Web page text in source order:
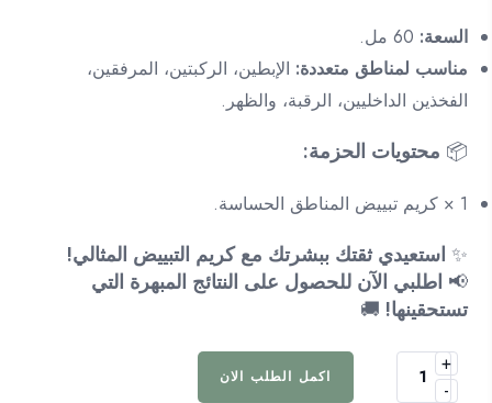
السعة:
مناسب لمناطق متعددة: الإبطين، الركبتين، المرفقين،
الفخذين الداخليين، الرقبة، والظهر.
📦 محتويات الحزمة:
1 × كريم تبييض المناطق الحساسة.
✨ استعيدي ثقتك ببشرتك مع كريم التبييض المثالي!
📢 اطلبي الآن للحصول على النتائج المبهرة التي
تستحقينها! 🚚​
-
كمية
كريم
+
اكمل الطلب الان